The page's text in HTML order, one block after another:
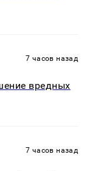
7 часов назад
вредных
7 часов назад